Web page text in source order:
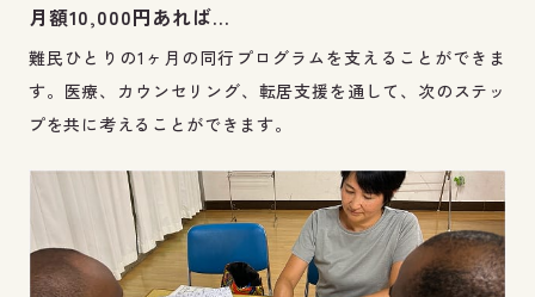
月額10,000円あれば…
難民ひとりの1ヶ月の同行プログラムを支えることができま
す。医療、カウンセリング、転居支援を通して、次のステッ
プを共に考えることができます。